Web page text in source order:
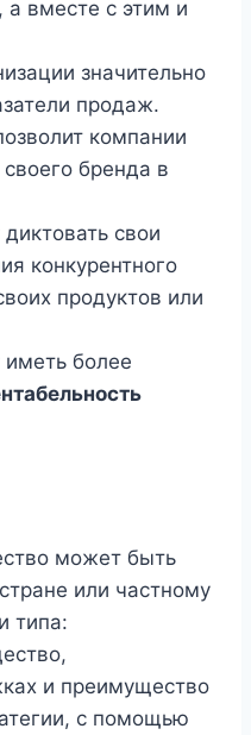
вместе с этим и
значительно
продаж.
компании
бренда в
свои
конкурентного
продуктов или
более
может быть
или частному
типа:
и преимущество
с помощью